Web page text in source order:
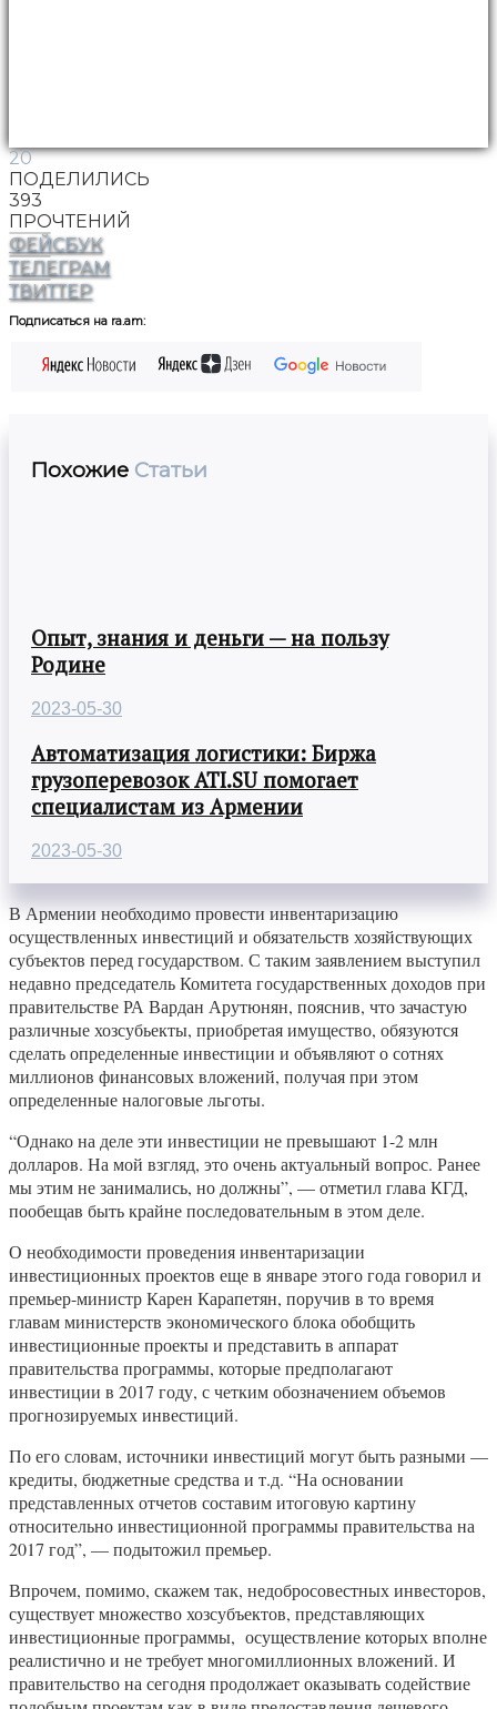
20
ПОДЕЛИЛИСЬ
393
ПРОЧТЕНИЙ
ФЕЙСБУК
ТЕЛЕГРАМ
ТВИТТЕР
Подписаться на ra.am:
Похожие Статьи
Опыт, знания и деньги — на пользу
Родине
2023-05-30
Автоматизация логистики: Биржа
грузоперевозок ATI.SU помогает
специалистам из Армении
2023-05-30
В Армении необходимо провести инвентаризацию
осуществленных инвестиций и обязательств хозяйствующих
субъектов перед государством. С таким заявлением выступил
недавно председатель Комитета государственных доходов при
правительстве РА Вардан Арутюнян, пояснив, что зачастую
различные хозсубьекты, приобретая имущество, обязуются
сделать определенные инвестиции и объявляют о сотнях
миллионов финансовых вложений, получая при этом
определенные налоговые льготы.
“Однако на деле эти инвестиции не превышают 1-2 млн
долларов. На мой взгляд, это очень актуальный вопрос. Ранее
мы этим не занимались, но должны”, — отметил глава КГД,
пообещав быть крайне последовательным в этом деле.
О необходимости проведения инвентаризации
инвестиционных проектов еще в январе этого года говорил и
премьер-министр Карен Карапетян, поручив в то время
главам министерств экономического блока обобщить
инвестиционные проекты и представить в аппарат
правительства программы, которые предполагают
инвестиции в 2017 году, с четким обозначением объемов
прогнозируемых инвестиций.
По его словам, источники инвестиций могут быть разными —
кредиты, бюджетные средства и т.д. “На основании
представленных отчетов составим итоговую картину
относительно инвестиционной программы правительства на
2017 год”, — подытожил премьер.
Впрочем, помимо, скажем так, недобросовестных инвесторов,
существует множество хозсубъектов, представляющих
инвестиционные программы, осуществление которых вполне
реалистично и не требует многомиллионных вложений. И
правительство на сегодня продолжает оказывать содействие